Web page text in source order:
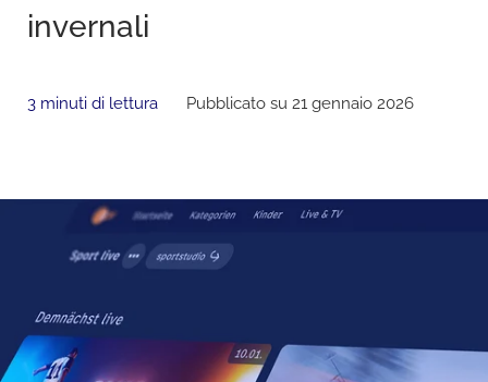
invernali
3 minuti di lettura Pubblicato su 21 gennaio 2026